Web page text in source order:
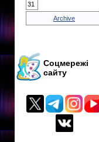
31
Archive
Соцмережі
сайту